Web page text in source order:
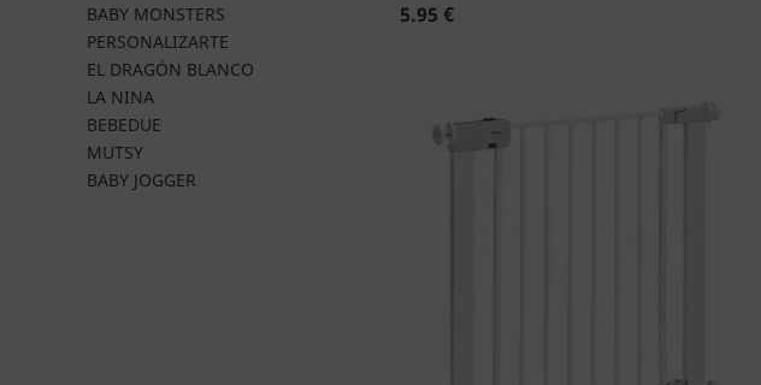
BABY MONSTERS
PERSONALIZARTE
EL DRAGÓN BLANCO
LA NINA
BEBEDUE
MUTSY
BABY JOGGER
5.95 €